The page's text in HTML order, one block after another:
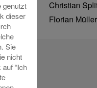
Christian
Florian Müller
genutzt
dieser
Sie
nicht
“Ich